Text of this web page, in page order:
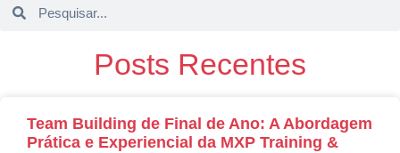
Posts Recentes
Team Building de Final de Ano: A Abordagem
Prática e Experiencial da MXP Training &